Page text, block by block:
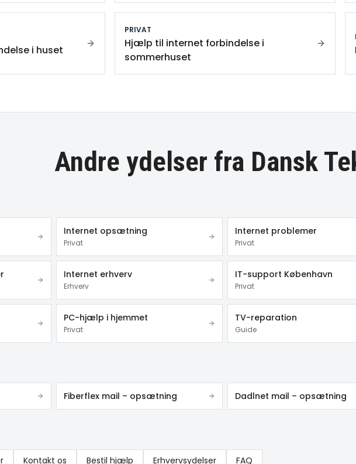
i huset
PRIVAT
Hjælp til internet forbindelse i
sommerhuset
Andre ydelser fra Dansk
Internet opsætning
Privat
Internet problemer
Privat
Internet erhverv
Erhverv
IT-support København
Privat
PC-hjælp i hjemmet
Privat
TV-reparation
Guide
Fiberflex mail – opsætning Dadlnet mail – opsætning
Kontakt os Bestil hjælp Erhvervsydelser FAQ